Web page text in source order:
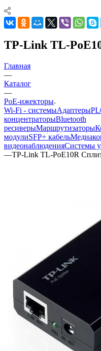
TP-Link TL-
Главная
—
Каталог
—
PoE-ижекторы
Wi-Fi - системыАдаптеры
концентраторыBluetooth
ресиверыМаршрутизаторы
модулиSFP+ кабель
видеонаблюденияСистемы
—TP-Link TL-PoE10R